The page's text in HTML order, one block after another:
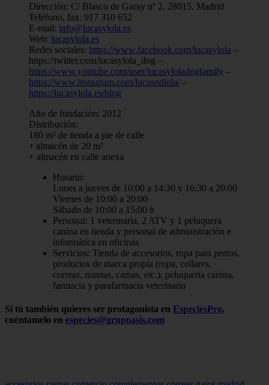
Dirección: C/ Blasco de Garay nº 2. 28015. Madrid
Teléfono, fax: 917 310 652
E-mail: info@lucasylola.es
Web: lucasylola.es
Redes sociales: https://www.facebook.com/lucasylola –
https://twitter.com/lucasylola_dog –
https://www.youtube.com/user/lucasyloladogfamily –
https://www.instagram.com/lucasndlola/ –
https://lucasylola.es/blog
Año de fundación: 2012
Distribución:
180 m² de tienda a pie de calle
+ almacén de 20 m²
+ almacén en calle anexa
Horario:
Lunes a jueves de 10:00 a 14:30 y 16:30 a 20:00
Viernes de 10:00 a 20:00
Sábado de 10:00 a 15:00 h
Personal: 1 veterinaria, 2 ATV y 1 peluquera
canina en tienda y personal de administración e
informática en oficinas
Servicios: Tienda de accesorios, ropa para perros,
productos de marca propia (ropa, collares,
correas, mantas, camas, etc.), peluquería canina,
farmacia y parafarmacia veterinaria
Si tú también quieres ser protagonista en EspeciesPro,
cuéntamelo en especies@grupoasis.com